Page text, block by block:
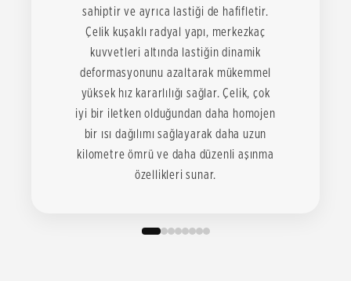
sahiptir ve ayrıca lastiği de hafifletir.
Çelik kuşaklı radyal yapı, merkezkaç
kuvvetleri altında lastiğin dinamik
deformasyonunu azaltarak mükemmel
yüksek hız kararlılığı sağlar. Çelik, çok
iyi bir iletken olduğundan daha homojen
bir ısı dağılımı sağlayarak daha uzun
kilometre ömrü ve daha düzenli aşınma
özellikleri sunar.